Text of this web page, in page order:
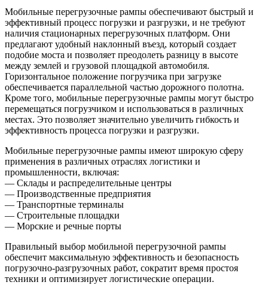
Мобильные перегрузочные рампы обеспечивают быстрый и
эффективный процесс погрузки и разгрузки, и не требуют
наличия стационарных перегрузочных платформ. Они
предлагают удобный наклонный въезд, который создает
подобие моста и позволяет преодолеть разницу в высоте
между землей и грузовой площадкой автомобиля.
Горизонтальное положение погрузчика при загрузке
обеспечивается параллельной частью дорожного полотна.
Кроме того, мобильные перегрузочные рампы могут быстро
перемещаться погрузчиком и использоваться в различных
местах. Это позволяет значительно увеличить гибкость и
эффективность процесса погрузки и разгрузки.
Мобильные перегрузочные рампы имеют широкую сферу
применения в различных отраслях логистики и
промышленности, включая:
— Склады и распределительные центры
— Производственные предприятия
— Транспортные терминалы
— Строительные площадки
— Морские и речные порты
Правильный выбор мобильной перегрузочной рампы
обеспечит максимальную эффективность и безопасность
погрузочно-разгрузочных работ, сократит время простоя
техники и оптимизирует логистические операции.